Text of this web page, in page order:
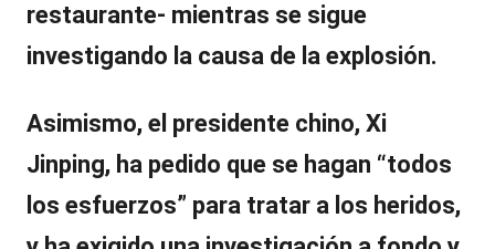
restaurante- mientras se sigue
investigando la causa de la explosión.
Asimismo, el presidente chino, Xi
Jinping, ha pedido que se hagan “todos
los esfuerzos” para tratar a los heridos,